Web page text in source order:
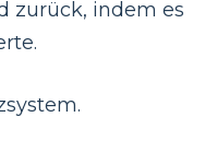
zurück, indem es